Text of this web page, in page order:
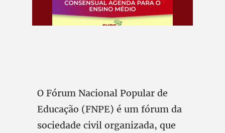
O Fórum Nacional Popular de
Educação (FNPE) é um fórum da
sociedade civil organizada, que